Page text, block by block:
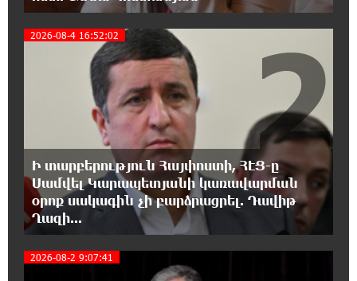
ապօրինություններից. Լարիսա Ալավերդյան
10:11:47 8-08-2026
Մեր ուժը մեր աշխատակիցներն են. ԶՊՄԿ
10:02:07 8-08-2026
«Պատմական հիշողությունը չի կարելի
քաղաքականություն դարձնել». Կարպիս
Փաշոյան
0:55:39 8-08-2026
Երևանի և մարզերի տասնյակ հասցեներում
օգոստոսի 10-ին, 11-ին, 12-ին և 13-ին գազ
չի լինելու
2026-08-4 16:52:02
Ի տարբերություն Հայփոստի, ՀԷՑ-ը
Սամվել Կարապետյանի կառավարման
օրոք սակագին չի բարձրացրել. Դավիթ
Ղազի...
2
2026-08-2 9:07:41